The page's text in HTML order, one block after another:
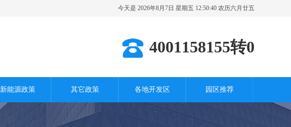
今天是 2026年8月7日 星期五 12:50:41 农历六月廿五
4001158155转0
新能源政策 其它政策 各地开发区
其它城市
园区推荐